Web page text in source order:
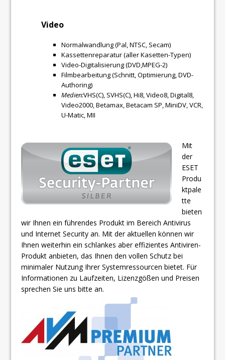
Video
Normalwandlung (Pal, NTSC, Secam)
Kassettenreparatur (aller Kasetten-Typen)
Video-Digitalisierung (DVD,MPEG-2)
Filmbearbeitung (Schnitt, Optimierung, DVD-
Authoring)
Medien:VHS(C), SVHS(C), Hi8, Video8, Digital8,
Video2000, Betamax, Betacam SP, MiniDV, VCR,
U-Matic, MII
Mit
der
ESET
Produ
ktpale
tte
bieten
wir Ihnen ein führendes Produkt im Bereich Antivirus
und Internet Security an. Mit der aktuellen können wir
Ihnen weiterhin ein schlankes aber effizientes Antiviren-
Produkt anbieten, das Ihnen den vollen Schutz bei
minimaler Nutzung Ihrer Systemressourcen bietet. Für
Informationen zu Laufzeiten, Lizenzgößen und Preisen
sprechen Sie uns bitte an.